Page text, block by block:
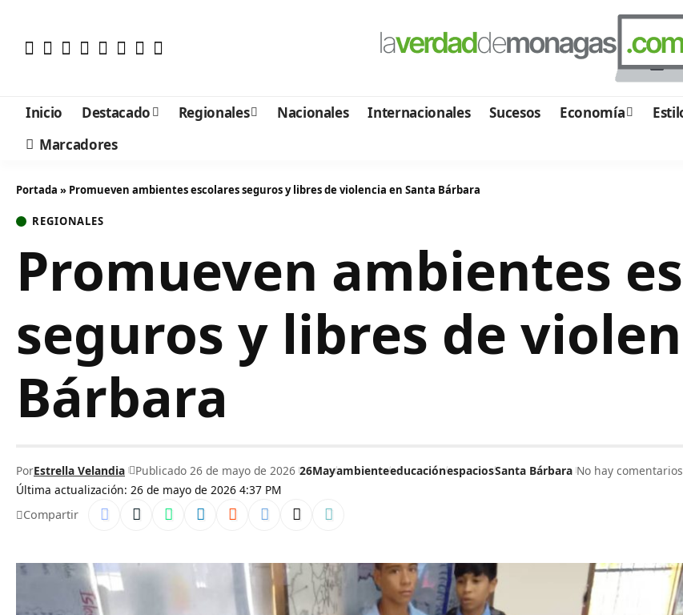
Inicio Destacado Regionales Nacionales Internacionales Sucesos Economía
Marcadores
Portada » Promueven ambientes escolares seguros y libres de violencia en Santa Bárbara
REGIONALES
Promueven ambientes
seguros y libres de
Bárbara
Última actualización: 26 de mayo de 2026 4:37 PM
PorEstrella Velandia Publicado 26 de mayo de 2026 26MayambienteeducaciónespaciosSanta Bárbara No hay comentarios
Compartir